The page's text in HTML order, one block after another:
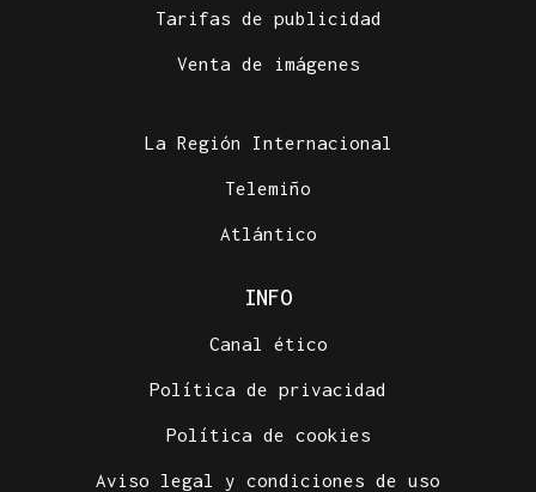
Tarifas de publicidad
Venta de imágenes
La Región Internacional
Telemiño
Atlántico
INFO
Canal ético
Política de privacidad
Política de cookies
Aviso legal y condiciones de uso